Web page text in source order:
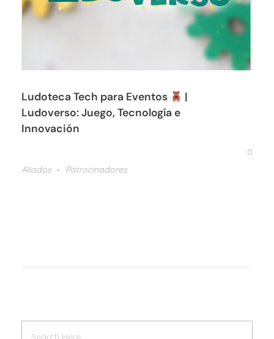
Ludoteca Tech para Eventos
|
Ludoverso: Juego, Tecnología e
Innovación
0
Aliados
Patrocinadores